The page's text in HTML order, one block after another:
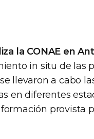
la CONAE en
in situ de las
llevaron a cabo
en diferentes
provista